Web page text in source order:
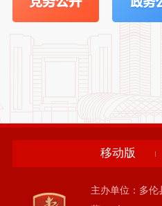
移动版
主办单位：多伦